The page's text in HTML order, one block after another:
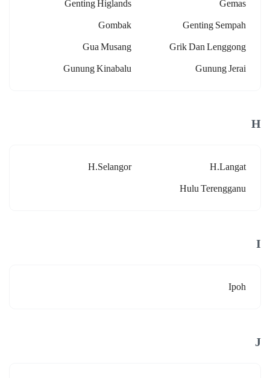
Gemas
Genting Higlands
Genting Sempah
Gombak
Grik Dan Lenggong
Gua Musang
Gunung Jerai
Gunung Kinabalu
H
H.langat
H.selangor
Hulu Terengganu
I
Ipoh
J